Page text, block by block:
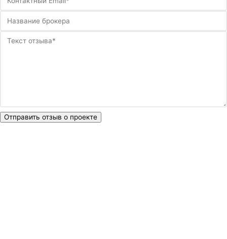
Отправить отзыв о проекте